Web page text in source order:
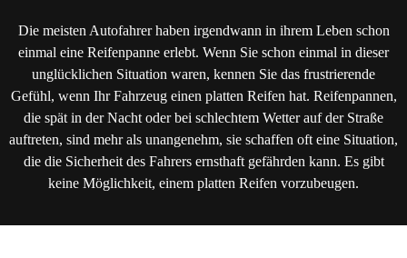
Die meisten Autofahrer haben irgendwann in ihrem Leben schon
einmal eine Reifenpanne erlebt. Wenn Sie schon einmal in dieser
unglücklichen Situation waren, kennen Sie das frustrierende
Gefühl, wenn Ihr Fahrzeug einen platten Reifen hat. Reifenpannen,
die spät in der Nacht oder bei schlechtem Wetter auf der Straße
auftreten, sind mehr als unangenehm, sie schaffen oft eine Situation,
die die Sicherheit des Fahrers ernsthaft gefährden kann. Es gibt
keine Möglichkeit, einem platten Reifen vorzubeugen.